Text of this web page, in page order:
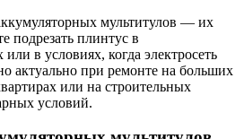
мультитулов — их
подрезать плинтус в
в условиях, когда электросеть
актуально при ремонте на больших
или на строительных
условий.